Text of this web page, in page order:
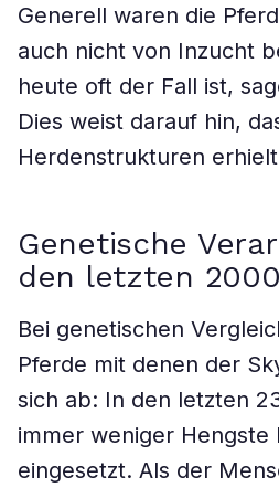
Generell waren die
auch nicht von Inzucht
heute oft der Fall ist,
Dies weist darauf hin,
Herdenstrukturen
Genetische
den letzten
Bei genetischen
Pferde mit denen der
sich ab: In den letzten
immer weniger Hengste
eingesetzt. Als der